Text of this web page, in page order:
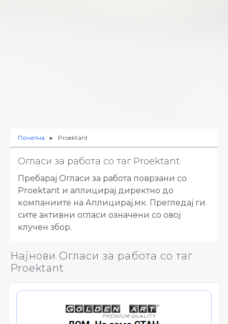
Почетна ► Proektant
Огласи за работа со таг Proektant
Пребарај Огласи за работа поврзани со
Proektant и аплицирај директно до
компаниите на Аплицирај.мк. Прегледај ги
сите активни огласи означени со овој
клучен збор.
Најнови Огласи за работа со таг
Proektant